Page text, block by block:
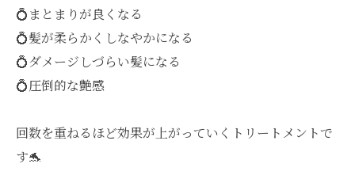
💍まとまりが良くなる
💍髪が柔らかくしなやかになる
💍ダメージしづらい髪になる
💍圧倒的な艶感
回数を重ねるほど効果が上がっていくトリートメントで
す🐬